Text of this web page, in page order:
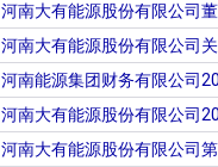
河南大有能源股份有限公司
河南大有能源股份有限公司
河南能源集团财务有限公司
河南大有能源股份有限公司
河南大有能源股份有限公司